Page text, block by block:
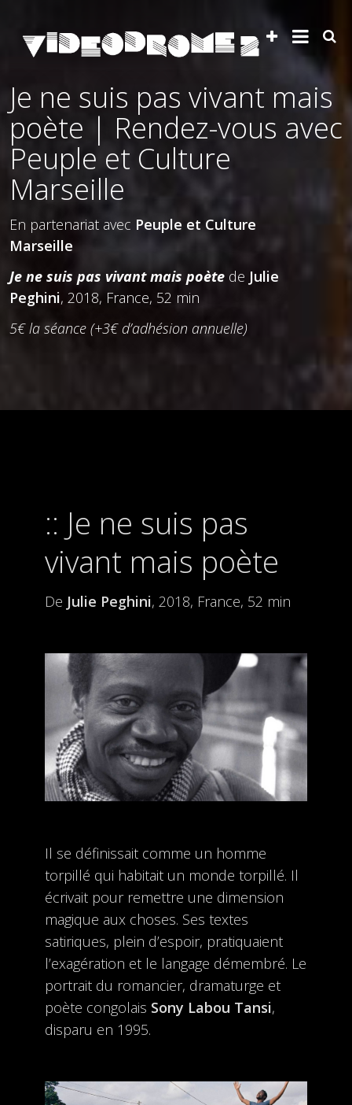
Je ne suis pas vivant mais
poète | Rendez-vous avec
Peuple et Culture
Marseille
En partenariat avec Peuple et Culture
Marseille
Je ne suis pas vivant mais poète de Julie
Peghini, 2018, France, 52 min
5€ la séance (+3€ d’adhésion annuelle)
Je ne suis pas
vivant mais poète
De Julie Peghini, 2018, France, 52 min
Il se définissait comme un homme
torpillé qui habitait un monde torpillé. Il
écrivait pour remettre une dimension
magique aux choses. Ses textes
satiriques, plein d’espoir, pratiquaient
l’exagération et le langage démembré. Le
portrait du romancier, dramaturge et
poète congolais Sony Labou Tansi,
disparu en 1995.